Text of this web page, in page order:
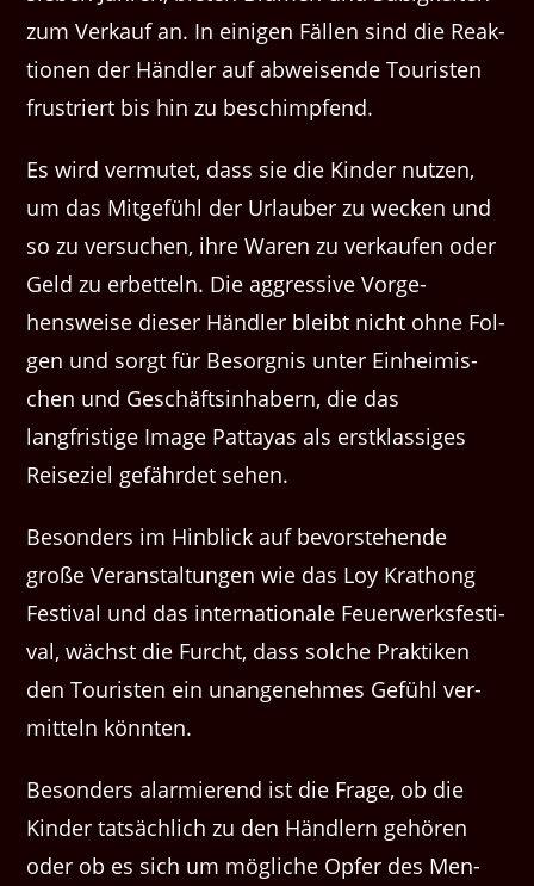
zum Verkauf an. In eini­gen Fällen sind die Reak­
tio­nen der Händler auf abweisende Touris­ten
frus­tri­ert bis hin zu beschimpfend.
Es wird ver­mutet, dass sie die Kinder nutzen,
um das Mit­ge­fühl der Urlauber zu weck­en und
so zu ver­suchen, ihre Waren zu verkaufen oder
Geld zu erbet­teln. Die aggres­sive Vorge­
hensweise dieser Händler bleibt nicht ohne Fol­
gen und sorgt für Besorg­nis unter Ein­heimis­
chen und Geschäftsin­hab­ern, die das
langfristige Image Pattayas als erstk­las­siges
Reiseziel gefährdet sehen.
Beson­ders im Hin­blick auf bevorste­hende
große Ver­anstal­tun­gen wie das Loy Krathong
Fes­ti­val und das inter­na­tionale Feuer­w­erks­fes­ti­
val, wächst die Furcht, dass solche Prak­tiken
den Touris­ten ein unan­genehmes Gefühl ver­
mit­teln könnten.
Beson­ders alarmierend ist die Frage, ob die
Kinder tat­säch­lich zu den Händlern gehören
oder ob es sich um mögliche Opfer des Men­